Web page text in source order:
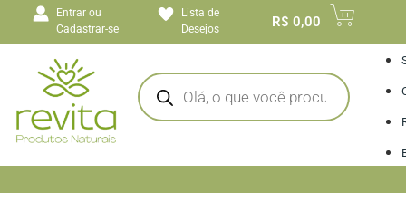
conteúdoEntrar ou
Cadastrar-se
Lista de
Desejos
R$ 0,00